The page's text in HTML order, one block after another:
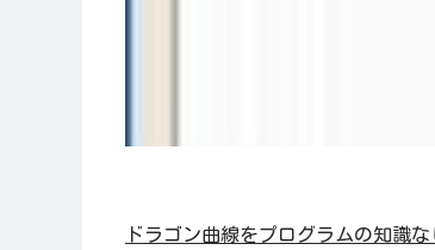
ドラゴン曲線をプログラムの知識